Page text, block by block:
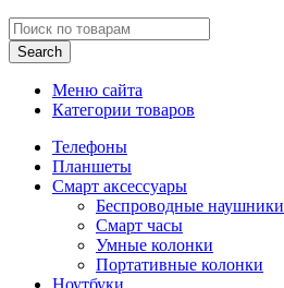
Search
Меню сайта
Категории товаров
Телефоны
Планшеты
Смарт аксессуары
Беспроводные наушники
Смарт часы
Умные колонки
Портативные колонки
Ноутбуки